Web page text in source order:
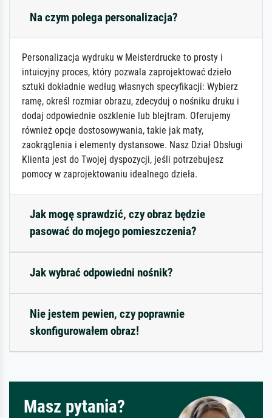
Na czym polega personalizacja?
Personalizacja wydruku w Meisterdrucke to prosty i
intuicyjny proces, który pozwala zaprojektować dzieło
sztuki dokładnie według własnych specyfikacji: Wybierz
ramę, określ rozmiar obrazu, zdecyduj o nośniku druku i
dodaj odpowiednie oszklenie lub blejtram. Oferujemy
również opcje dostosowywania, takie jak maty,
zaokrąglenia i elementy dystansowe. Nasz Dział Obsługi
Klienta jest do Twojej dyspozycji, jeśli potrzebujesz
pomocy w zaprojektowaniu idealnego dzieła.
Jak mogę sprawdzić, czy obraz będzie
pasować do mojego pomieszczenia?
Jak wybrać odpowiedni nośnik?
Nie jestem pewien, czy poprawnie
skonfigurowałem obraz!
Masz pytania?